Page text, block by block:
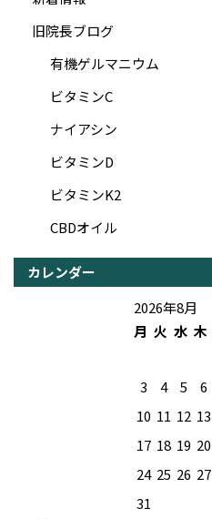
旧院長ブログ
有機ゲルマニウム
ビタミンC
ナイアシン
ビタミンD
ビタミンK2
CBDオイル
カレンダー
2026年8月
月 火 水 木
3
4 5 6
10 11 12 13
17 18 19 20
24 25 26 27
31